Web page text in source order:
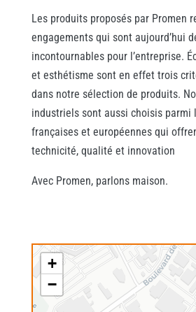
Les produits proposés par Promen
engagements qui sont aujourd’hui
incontournables pour l’entreprise.
et esthétisme sont en effet trois
dans notre sélection de produits.
industriels sont aussi choisis parmi
françaises et européennes qui
technicité, qualité et innovation
Avec Promen, parlons maison.
+
−